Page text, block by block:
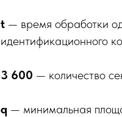
t — время обработки
идентификационного
3 600 — количество
q — минимальная